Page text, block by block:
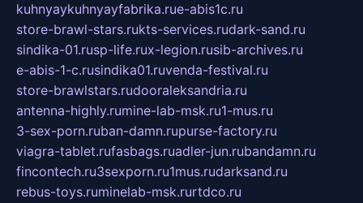
kuhnyaykuhnyayfabrika.rue-abis1c.ru
store-brawl-stars.rukts-services.rudark-sand.ru
sindika-01.rusp-life.rux-legion.rusib-archives.ru
e-abis-1-c.rusindika01.ruvenda-festival.ru
store-brawlstars.rudooraleksandria.ru
antenna-highly.rumine-lab-msk.ru1-mus.ru
3-sex-porn.ruban-damn.rupurse-factory.ru
viagra-tablet.rufasbags.ruadler-jun.rubandamn.ru
fincontech.ru3sexporn.ru1mus.rudarksand.ru
rebus-toys.ruminelab-msk.rurtdco.ru